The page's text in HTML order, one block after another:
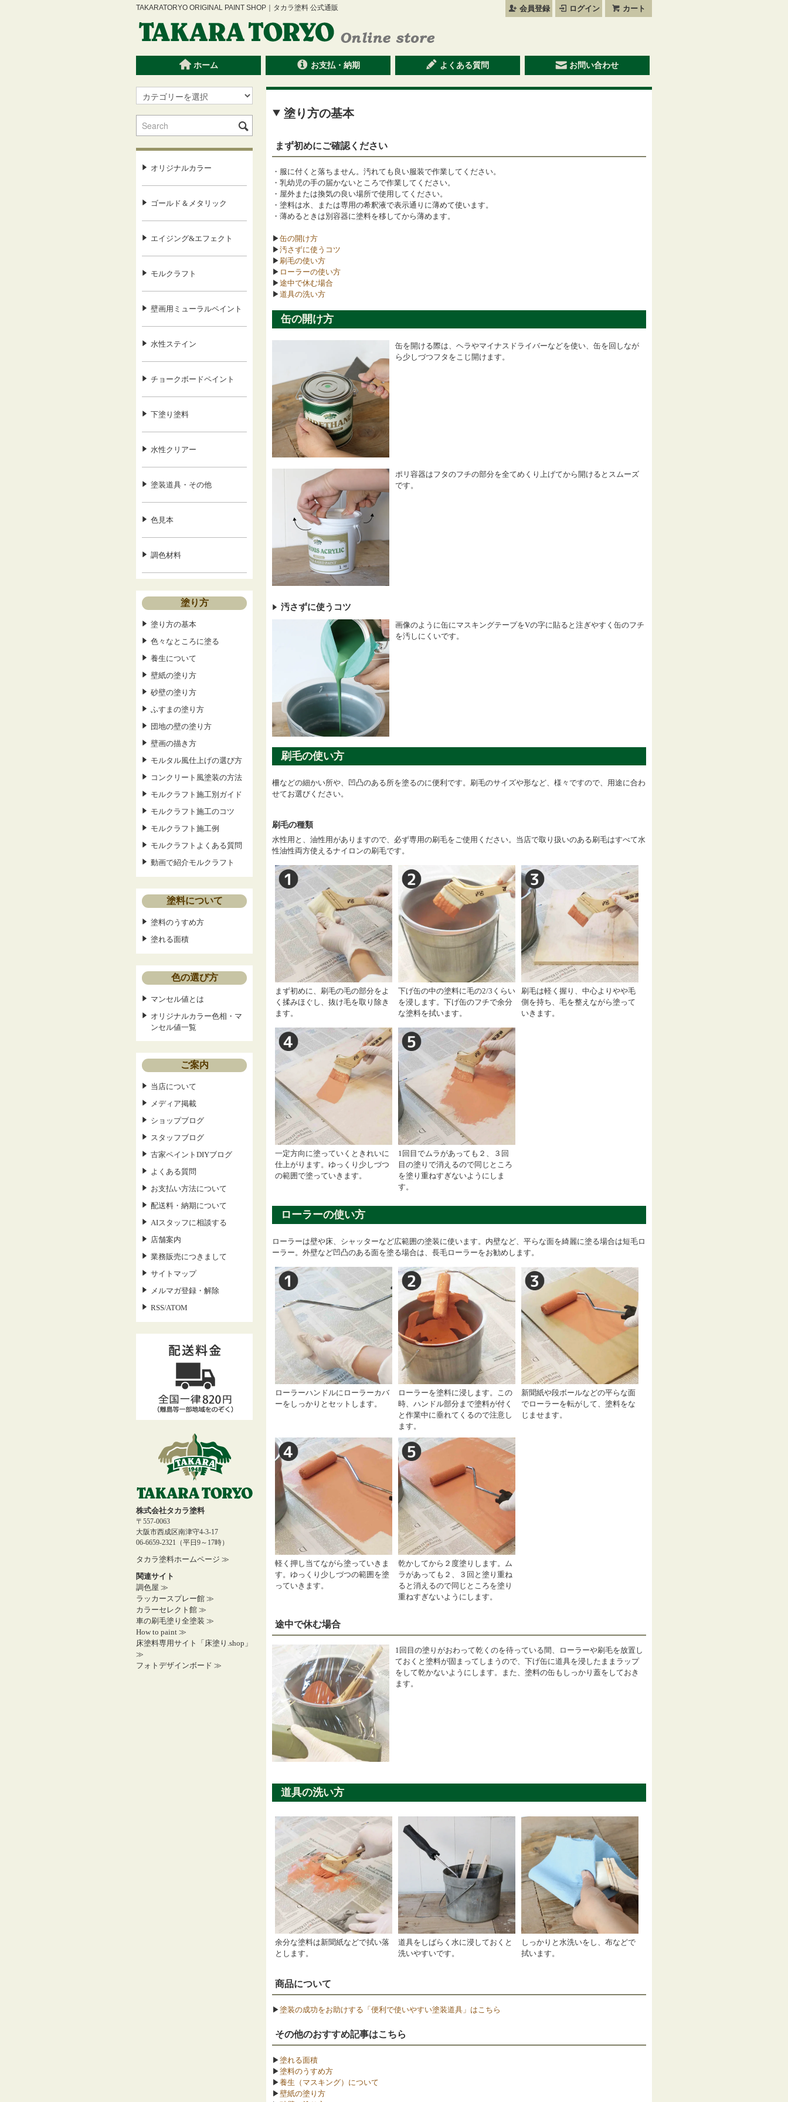
会員登録 ログイン カート
TAKARATORYO ORIGINAL PAINT SHOP｜タカラ塗料 公式通販
ホーム お支払・納期 よくある質問 お問い合わせ
塗り方の基本
まず初めにご確認ください
・服に付くと落ちません。汚れても良い服装で作業してください。
・乳幼児の手の届かないところで作業してください。
・屋外または換気の良い場所で使用してください。
・塗料は水、または専用の希釈液で表示通りに薄めて使います。
・薄めるときは別容器に塗料を移してから薄めます。
▶缶の開け方
▶汚さずに使うコツ
▶ 刷毛の使い方
▶ ローラーの使い方
▶途中で休む場合
▶道具の洗い方
缶の開け方
缶を開ける際は、ヘラやマイナスドライバーなどを使い、缶を回しなが
ら少しづつフタをこじ開けます。
ポリ容器はフタのフチの部分を全てめくり上げてから開けるとスムーズ
です。
汚さずに使うコツ
画像のように缶にマスキングテープをVの字に貼ると注ぎやすく缶のフチ
を汚しにくいです。
刷毛の使い方
柵などの細かい所や、凹凸のある所を塗るのに便利です。刷毛のサイズや形など、様々ですので、用途に合わ
せてお選びください。
刷毛の種類
水性用と、油性用がありますので、必ず専用の刷毛をご使用ください。当店で取り扱いのある刷毛はすべて水
性油性両方使えるナイロンの刷毛です。
まず初めに、刷毛の毛の部分をよ
く揉みほぐし、抜け毛を取り除き
ます。
下げ缶の中の塗料に毛の2/3くらい
を浸します。下げ缶のフチで余分
な塗料を拭います。
刷毛は軽く握り、中心よりやや毛
側を持ち、毛を整えながら塗って
いきます。
一定方向に塗っていくときれいに
仕上がります。ゆっくり少しづつ
の範囲で塗っていきます。
1回目でムラがあっても２、３回
目の塗りで消えるので同じところ
を塗り重ねすぎないようにしま
す。
ローラーの使い方
ローラーは壁や床、シャッターなど広範囲の塗装に使います。内壁など、平らな面を綺麗に塗る場合は短毛ロ
ーラー。外壁など凹凸のある面を塗る場合は、長毛ローラーをお勧めします。
ローラーハンドルにローラーカバ
ーをしっかりとセットします。
ローラーを塗料に浸します。この
時、ハンドル部分まで塗料が付く
と作業中に垂れてくるので注意し
ます。
新聞紙や段ボールなどの平らな面
でローラーを転がして、塗料をな
じませます。
軽く押し当てながら塗っていきま
す。ゆっくり少しづつの範囲を塗
っていきます。
乾かしてから２度塗りします。ム
ラがあっても２、３回と塗り重ね
ると消えるので同じところを塗り
重ねすぎないようにします。
途中で休む場合
1回目の塗りがおわって乾くのを待っている間、ローラーや刷毛を放置し
ておくと塗料が固まってしまうので、下げ缶に道具を浸したままラップ
をして乾かないようにします。また、塗料の缶もしっかり蓋をしておき
ます。
道具の洗い方
余分な塗料は新聞紙などで拭い落
とします。
道具をしばらく水に浸しておくと
洗いやすいです。
しっかりと水洗いをし、布などで
拭います。
商品について
▶塗装の成功をお助けする「便利で使いやすい塗装道具」はこちら
その他のおすすめ記事はこちら
▶塗れる面積
▶塗料のうすめ方
▶養生（マスキング）について
▶壁紙の塗り方
オリジナルカラー
ゴールド＆メタリック
エイジング&エフェクト
モルクラフト
壁画用ミューラルペイント
水性ステイン
チョークボードペイント
下塗り塗料
水性クリアー
塗装道具・その他
色見本
調色材料
塗り方
塗り方の基本
色々なところに塗る
養生について
壁紙の塗り方
砂壁の塗り方
ふすまの塗り方
団地の壁の塗り方
壁画の描き方
モルタル風仕上げの選び方
コンクリート風塗装の方法
モルクラフト施工別ガイド
モルクラフト施工のコツ
モルクラフト施工例
モルクラフトよくある質問
動画で紹介モルクラフト
塗料について
塗料のうすめ方
塗れる面積
色の選び方
マンセル値とは
オリジナルカラー色相・マ
ンセル値一覧
ご案内
当店について
メディア掲載
ショップブログ
スタッフブログ
古家ペイントDIYブログ
よくある質問
お支払い方法について
配送料・納期について
AIスタッフに相談する
店舗案内
業務販売につきまして
サイトマップ
メルマガ登録・解除
RSS/ATOM
株式会社タカラ塗料
〒557-0063
大阪市西成区南津守4-3-17
06-6659-2321（平日9～17時）
タカラ塗料ホームページ ≫
関連サイト
調色屋 ≫
ラッカースプレー館 ≫
カラーセレクト館 ≫
車の刷毛塗り全塗装 ≫
How to paint ≫
床塗料専用サイト「床塗り.shop」
≫
フォトデザインボード ≫